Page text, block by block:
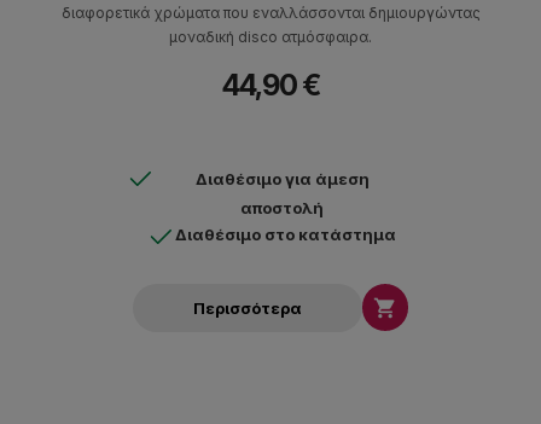
διαφορετικά χρώματα που εναλλάσσονται δημιουργώντας
μοναδική disco ατμόσφαιρα.
44,90 €
Διαθέσιμο για άμεση
αποστολή
Διαθέσιμο στο κατάστημα
Περισσότερα 